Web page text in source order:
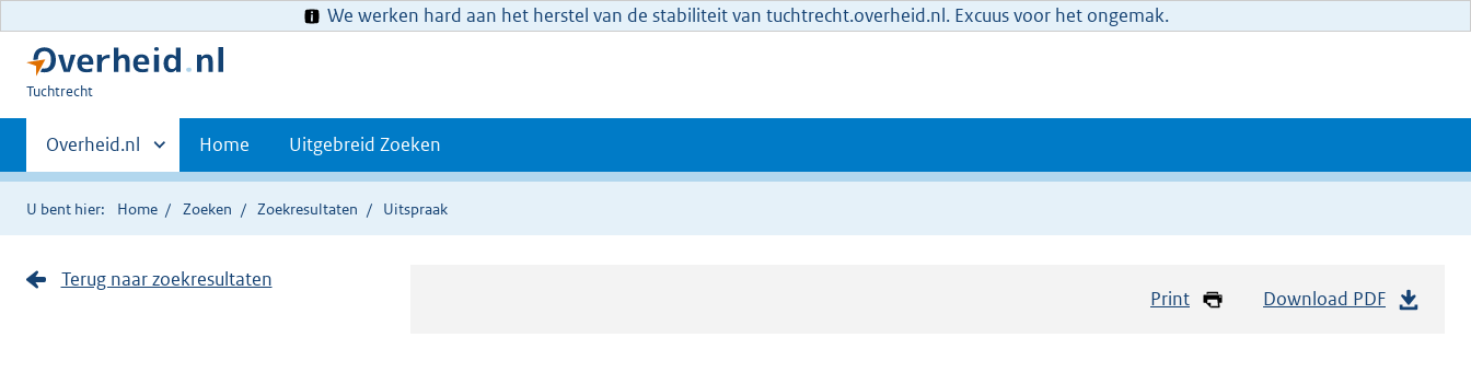
We werken hard aan het herstel van de stabiliteit van tuchtrecht.overheid.nl. Excuus voor het ongemak.
U
hier:
Tuchtrecht
Primaire
navigatie
Andere
sites
binnen
Overheid.nl Home Uitgebreid Zoeken
U bent hier: Home Zoeken Zoekresultaten Uitspraak
Print Download PDF
Terug naar zoekresultaten